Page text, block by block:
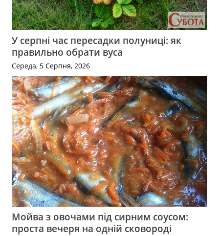
У серпні час пересадки полуниці: як
правильно обрати вуса
Середа, 5 Серпня, 2026
Мойва з овочами під сирним соусом:
проста вечеря на одній сковороді